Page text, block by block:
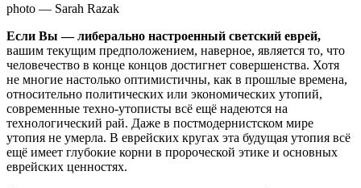
photo — Sarah Razak
Если Вы — либерально настроенный светский еврей,
вашим текущим предположением, наверное, является то, что
человечество в конце концов достигнет совершенства. Хотя
не многие настолько оптимистичны, как в прошлые времена,
относительно политических или экономических утопий,
современные техно-утописты всё ещё надеются на
технологический рай. Даже в постмодернистском мире
утопия не умерла. В еврейских кругах эта будущая утопия всё
ещё имеет глубокие корни в пророческой этике и основных
еврейских ценностях.